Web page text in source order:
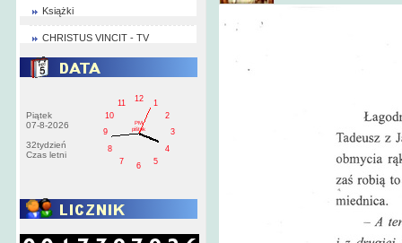
Książki
CHRISTUS VINCIT - TV
Piątek
07-8-2026
32tydzień
Czas letni
1
2
3
4
5
6
7
8
9
10
11
12
PM
pištek